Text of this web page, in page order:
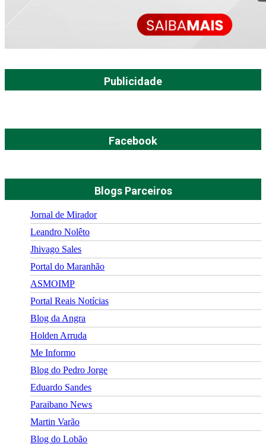
Publicidade
Facebook
Blogs Parceiros
Jornal de Mirador
Leandro Nolêto
Jhivago Sales
Portal do Maranhão
ASMOIMP
Portal Reais Notí­cias
Blog da Angra
Holden Arruda
Me Informo
Blog do Pedro Jorge
Eduardo Sandes
Paraibano News
Martin Varão
Blog do Lobão